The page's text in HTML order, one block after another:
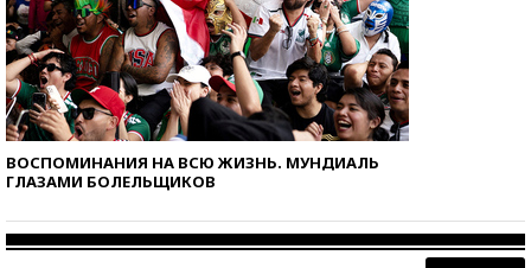
ВОСПОМИНАНИЯ НА ВСЮ ЖИЗНЬ. МУНДИАЛЬ
ГЛАЗАМИ БОЛЕЛЬЩИКОВ